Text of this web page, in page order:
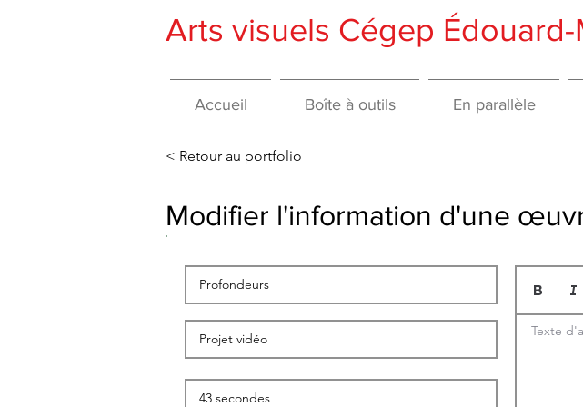
Arts visuels Cégep
Accueil Boîte à outils En parallèle
< Retour au portfolio
Texte
Modifier l'information d'une